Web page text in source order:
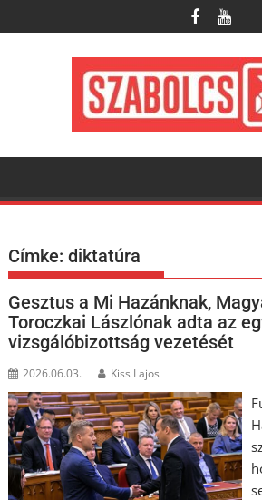
to
Címke:diktatúra
Gesztus a Mi Hazánknak,
Toroczkai Lászlónak adta az
vizsgálóbizottság vezetését
2026.06.03. Kiss Lajos